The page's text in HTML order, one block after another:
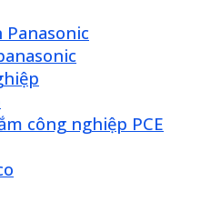
Panasonic
công nghiệp PCE